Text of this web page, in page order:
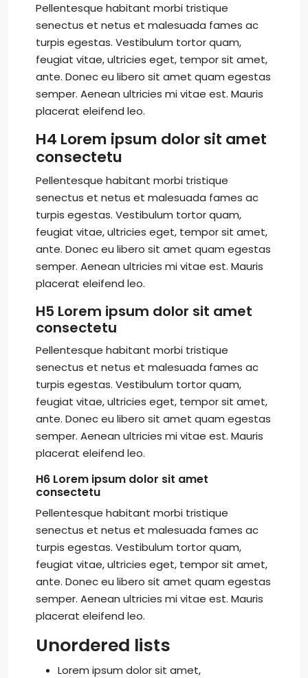
Pellentesque habitant morbi tristique
senectus et netus et malesuada fames ac
turpis egestas. Vestibulum tortor quam,
feugiat vitae, ultricies eget, tempor sit amet,
ante. Donec eu libero sit amet quam egestas
semper. Aenean ultricies mi vitae est. Mauris
placerat eleifend leo.
H4 Lorem ipsum dolor sit amet
consectetu
Pellentesque habitant morbi tristique
senectus et netus et malesuada fames ac
turpis egestas. Vestibulum tortor quam,
feugiat vitae, ultricies eget, tempor sit amet,
ante. Donec eu libero sit amet quam egestas
semper. Aenean ultricies mi vitae est. Mauris
placerat eleifend leo.
H5 Lorem ipsum dolor sit amet
consectetu
Pellentesque habitant morbi tristique
senectus et netus et malesuada fames ac
turpis egestas. Vestibulum tortor quam,
feugiat vitae, ultricies eget, tempor sit amet,
ante. Donec eu libero sit amet quam egestas
semper. Aenean ultricies mi vitae est. Mauris
placerat eleifend leo.
H6 Lorem ipsum dolor sit amet
consectetu
Pellentesque habitant morbi tristique
senectus et netus et malesuada fames ac
turpis egestas. Vestibulum tortor quam,
feugiat vitae, ultricies eget, tempor sit amet,
ante. Donec eu libero sit amet quam egestas
semper. Aenean ultricies mi vitae est. Mauris
placerat eleifend leo.
Unordered lists
Lorem ipsum dolor sit amet,